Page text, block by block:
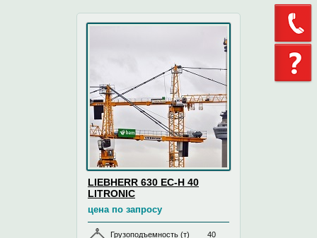
LIEBHERR 630 EC-H 40
LITRONIC
цена по запросу
Грузоподъемность (т) 40